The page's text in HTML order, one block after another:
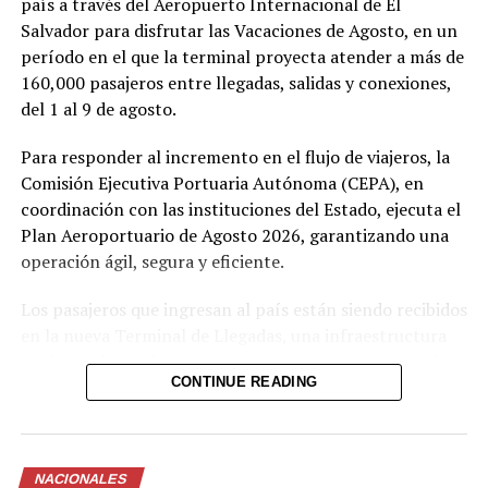
Comparte esto:
Facebook X
Salvador para disfrutar las Vacaciones de Agosto, en un
período en el que la terminal proyecta atender a más de
160,000 pasajeros entre llegadas, salidas y conexiones,
del 1 al 9 de agosto.
Para responder al incremento en el flujo de viajeros, la
Comisión Ejecutiva Portuaria Autónoma (CEPA), en
coordinación con las instituciones del Estado, ejecuta el
Plan Aeroportuario de Agosto 2026, garantizando una
operación ágil, segura y eficiente.
Los pasajeros que ingresan al país están siendo recibidos
moderna diseñada para agilizar el ingreso y mejorar la
experiencia de viaje. Ahora el aeropuerto cuenta con 73
con 12 bandas transportadoras capaces de procesar
hasta 16,500 maletas por hora.
CONTINUE READING
NACIONALES